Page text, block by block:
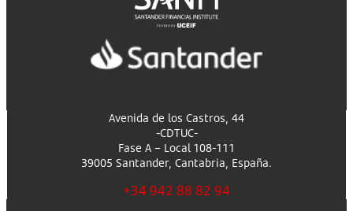
Avenida de los Castros, 44
-CDTUC-
Fase A – Local 108-111
39005 Santander, Cantabria, España.
+34 942 88 82 94